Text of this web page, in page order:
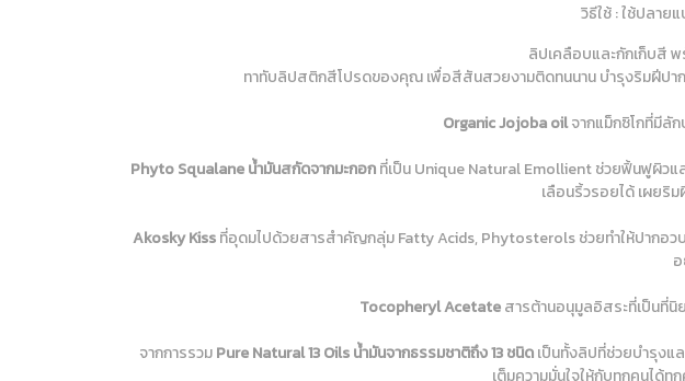
วิธีใช้ : ใช้ปลาย
ลิปเคลือบและกักเก็บสี
ทาทับลิปสติกสีโปรดของคุณ เพื่อสีสันสวยงามติดทนนาน บำรุงริมฝีปา
Organic Jojoba oilจากแม็กซิโกที่มีลัก
Phyto Squalane น้ำมันสกัดจากมะกอกที่เป็น Unique Natural Emollient ช่วยฟิ้นฟูผิวแ
เลือนริ้วรอยได้ เผยริ
Akosky Kissที่อุดมไปด้วยสารสำคัญกลุ่ม Fatty Acids, Phytosterols ช่วยทำให้ปากอว
Tocopheryl Acetateสารต้านอนุมูลอิสระที่เป็นที่นิ
จากการรวมPure Natural 13 Oils น้ำมันจากธรรมชาติถึง 13 ชนิดเป็นทั้งลิปที่ช่วยบำรุงแ
เต็มความมั่นใจให้กับทุกคนได้